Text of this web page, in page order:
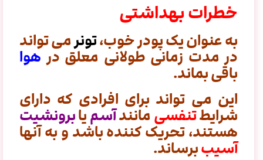
خطرات بهداشتی
به عنوان یک پودر خوب،تونرمی تواند
در مدت زمانی طولانی معلق در هوا
باقی بماند.
این می تواند برای افرادی که دارای
شرایطتنفسیمانندآسمیابرونشیت
هستند، تحریک کننده باشد و به آنها
آسیببرساند.